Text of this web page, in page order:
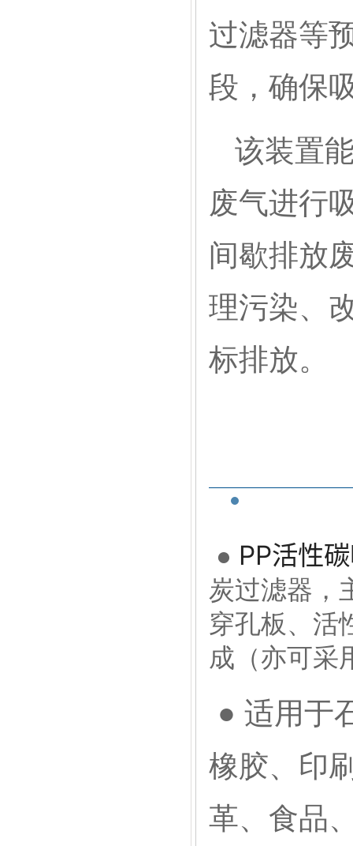
过滤器等
段，确保
该装置
废气进行
间歇排放
理污染、
标排放。
● PP活性
炭过滤器，
穿孔板、活
成（亦可采
● 适用于
橡胶、印
革、食品